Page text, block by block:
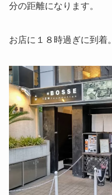
分の距離になります。
お店に１８時過ぎに到着。